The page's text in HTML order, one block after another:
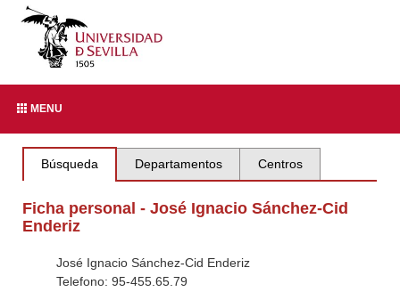
MENU
Búsqueda Departamentos Centros
Ficha personal - José Ignacio Sánchez-Cid
Enderiz
José Ignacio Sánchez-Cid Enderiz
Telefono: 95-455.65.79